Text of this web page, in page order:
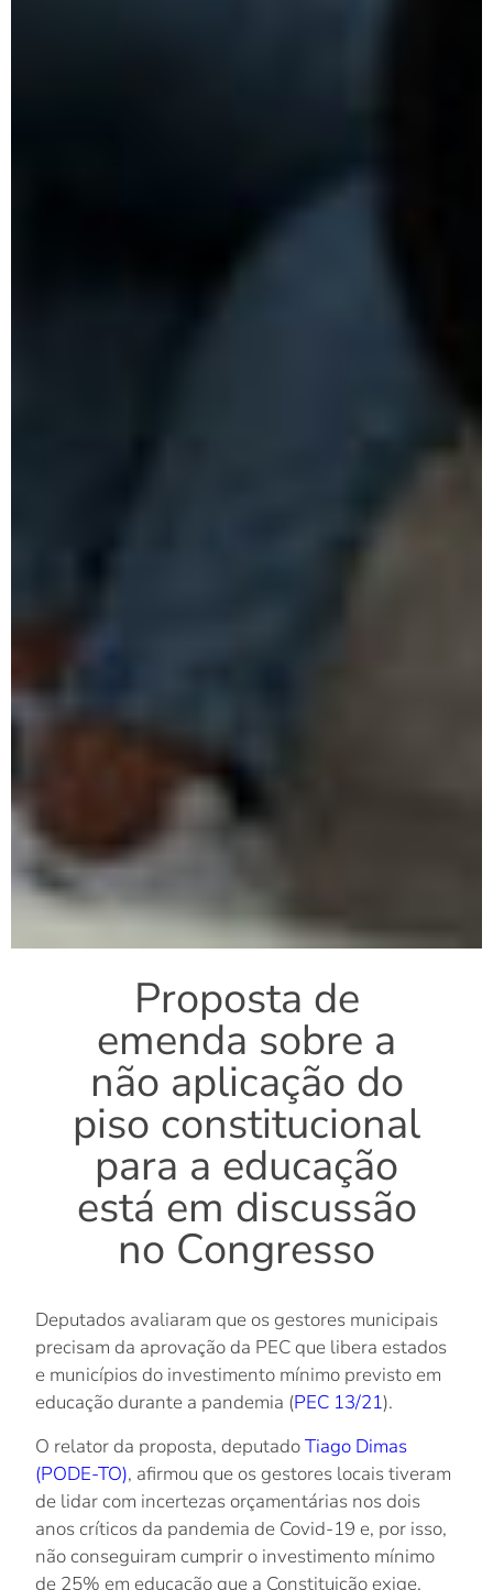
Proposta de
emenda sobre a
não aplicação do
piso constitucional
para a educação
está em discussão
no Congresso
Deputados avaliaram que os gestores municipais
precisam da aprovação da PEC que libera estados
e municípios do investimento mínimo previsto em
educação durante a pandemia (PEC 13/21).
O relator da proposta, deputadoTiago Dimas
(PODE-TO), afirmou que os gestores locais tiveram
de lidar com incertezas orçamentárias nos dois
anos críticos da pandemia de Covid-19 e, por isso,
não conseguiram cumprir o investimento mínimo
de 25% em educação que a Constituição exige.